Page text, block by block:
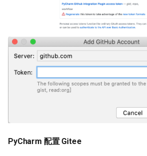
PyCharm 配置 Gitee